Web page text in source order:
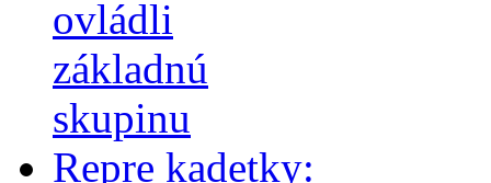
ovládli
základnú
skupinu
Repre kadetky: